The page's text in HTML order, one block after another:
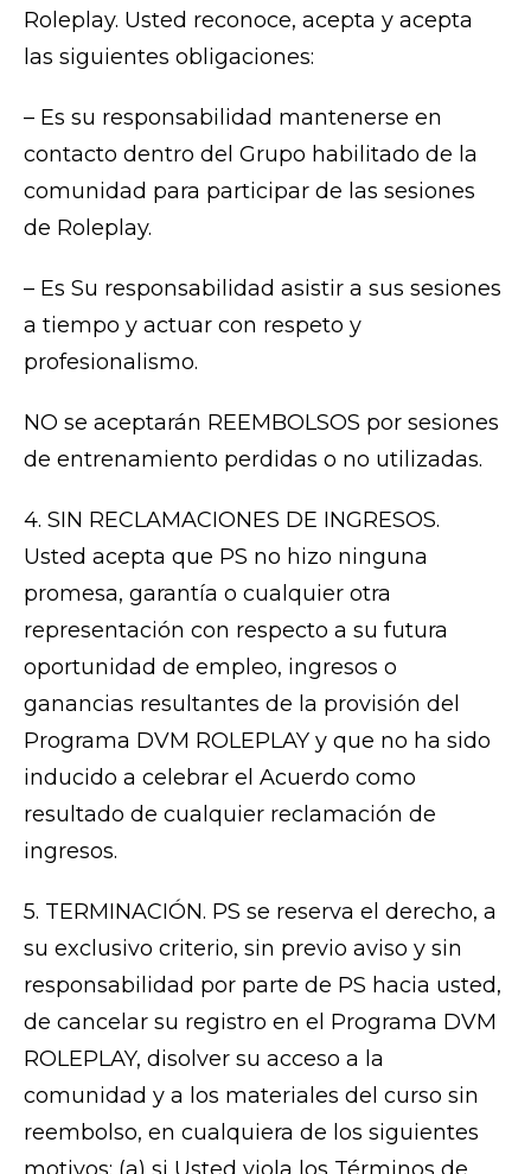
Roleplay. Usted reconoce, acepta y acepta
las siguientes obligaciones:
– Es su responsabilidad mantenerse en
contacto dentro del Grupo habilitado de la
comunidad para participar de las sesiones
de Roleplay.
– Es Su responsabilidad asistir a sus sesiones
a tiempo y actuar con respeto y
profesionalismo.
NO se aceptarán REEMBOLSOS por sesiones
de entrenamiento perdidas o no utilizadas.
4. SIN RECLAMACIONES DE INGRESOS.
Usted acepta que PS no hizo ninguna
promesa, garantía o cualquier otra
representación con respecto a su futura
oportunidad de empleo, ingresos o
ganancias resultantes de la provisión del
Programa DVM ROLEPLAY y que no ha sido
inducido a celebrar el Acuerdo como
resultado de cualquier reclamación de
ingresos.
5. TERMINACIÓN. PS se reserva el derecho, a
su exclusivo criterio, sin previo aviso y sin
responsabilidad por parte de PS hacia usted,
de cancelar su registro en el Programa DVM
ROLEPLAY, disolver su acceso a la
comunidad y a los materiales del curso sin
reembolso, en cualquiera de los siguientes